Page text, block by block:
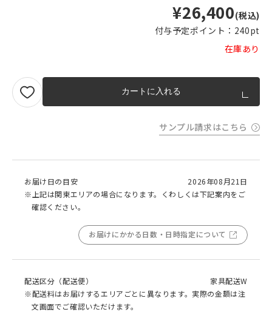
¥26,400(税込)
付与予定ポイント： 240pt
在庫あり
カートに入れる
サンプル請求はこちら
お届け日の目安
2026年08月21日
※上記は関東エリアの場合になります。くわしくは下記案内をご
確認ください。
お届けにかかる日数・日時指定について
配送区分（配送便）
家具配送W
※配送料はお届けするエリアごとに異なります。実際の金額は注
文画面でご確認いただけます。